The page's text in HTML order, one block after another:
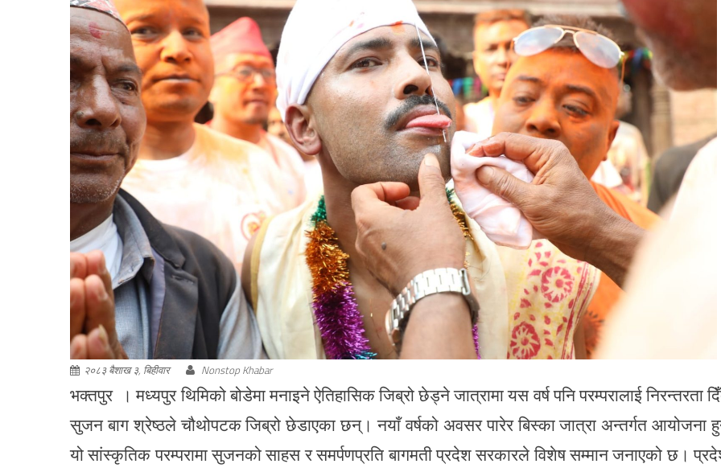
२०८३ बैशाख ३, बिहीवार Nonstop Khabar
भक्तपुर । मध्यपुर थिमिको बोडेमा मनाइने ऐतिहासिक जिब्रो छेड्ने जात्रामा यस वर्ष पनि परम्परालाई निरन्तरता
सुजन बाग श्रेष्ठले चौथोपटक जिब्रो छेडाएका छन्। नयाँ वर्षको अवसर पारेर बिस्का जात्रा अन्तर्गत आयोजना
यो सांस्कृतिक परम्परामा सुजनको साहस र समर्पणप्रति बागमती प्रदेश सरकारले विशेष सम्मान जनाएको छ।